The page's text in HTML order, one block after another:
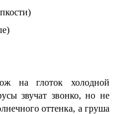
на глоток холодной
звучат звонко, но не
оттенка, а груша